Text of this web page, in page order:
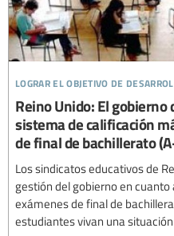
lograr el objetivo de
Reino Unido: El
sistema de calificación
de final de bachillerato
Los sindicatos educativos de
gestión del gobierno en
exámenes de final de
estudiantes vivan una